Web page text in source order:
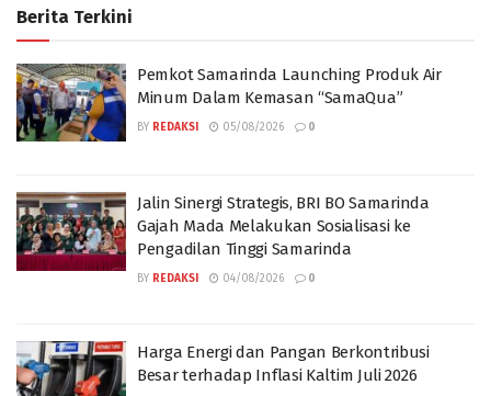
Berita Terkini
Pemkot Samarinda Launching Produk Air
Minum Dalam Kemasan “SamaQua”
BY REDAKSI 05/08/2026 0
Jalin Sinergi Strategis, BRI BO Samarinda
Gajah Mada Melakukan Sosialisasi ke
Pengadilan Tinggi Samarinda
BY REDAKSI 04/08/2026 0
Harga Energi dan Pangan Berkontribusi
Besar terhadap Inflasi Kaltim Juli 2026